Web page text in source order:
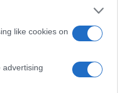
like cookies on
advertising